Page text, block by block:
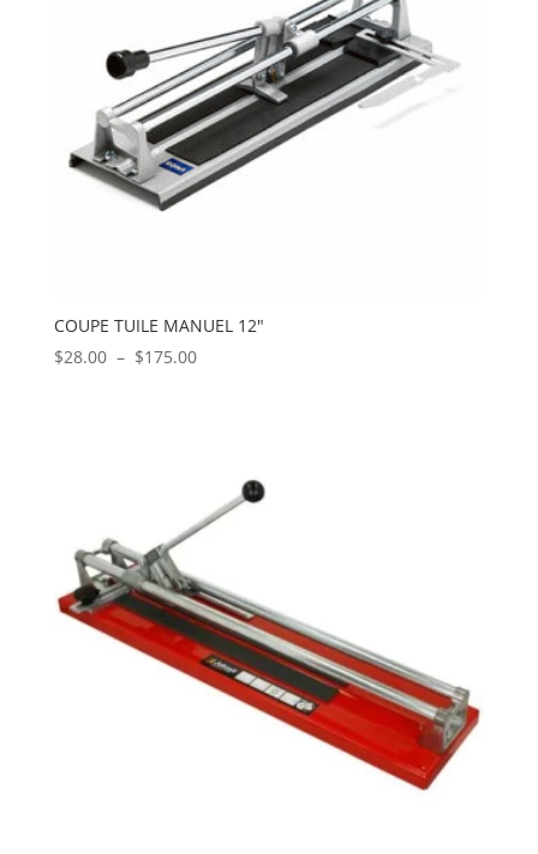
COUPE TUILE MANUEL 12″
$28.00 – $175.00Plage
$175.00